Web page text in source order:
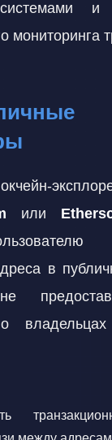
мониторинга
или
в